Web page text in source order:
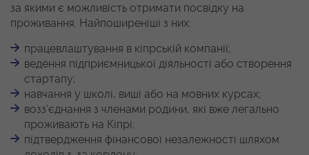
за якими є можливість отримати посвідку на
проживання. Найпоширеніші з них:
працевлаштування в кіпрській компанії;
ведення підприємницької діяльності або створення
стартапу;
навчання у школі, виші або на мовних курсах;
возз’єднання з членами родини, які вже легально
проживають на Кіпрі;
підтвердження фінансової незалежності шляхом